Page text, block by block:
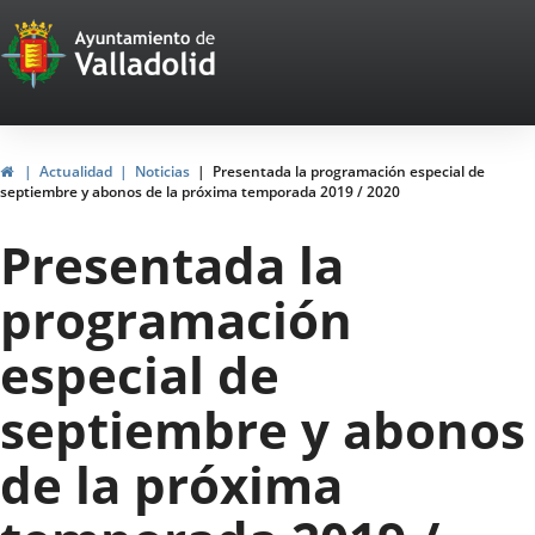
Portal
Web
del
Ayuntamiento
de
Valladolid
HomeActualidad Noticias
Presentada la programación especial de
septiembre y abonos de la próxima temporada 2019 / 2020
Presentada la
programación
especial de
septiembre y abonos
de la próxima